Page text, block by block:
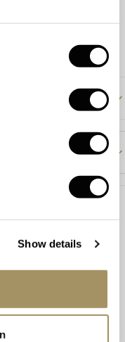
Show details
55 x 45mm
62702
Briljant